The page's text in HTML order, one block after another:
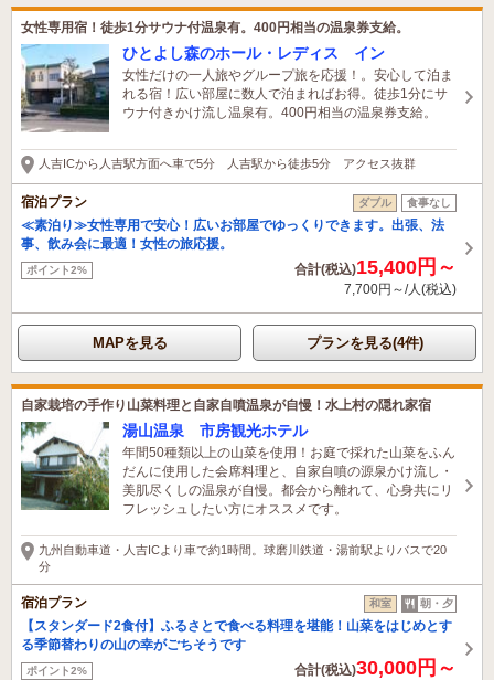
女性専用宿！徒歩1分サウナ付温泉有。400円相当の温泉券支給。
ひとよし森のホール・レディス イン
女性だけの一人旅やグループ旅を応援！。安心して泊ま
れる宿！広い部屋に数人で泊まればお得。徒歩1分にサ
ウナ付きかけ流し温泉有。400円相当の温泉券支給。
人吉ICから人吉駅方面へ車で5分 人吉駅から徒歩5分 アクセス抜群
宿泊プラン ダブル 食事なし
≪素泊り≫女性専用で安心！広いお部屋でゆっくりできます。出張、法
事、飲み会に最適！女性の旅応援。
ポイント2% 合計(税込)15,400円～
7,700円～/人(税込)
MAPを見る プランを見る(4件)
自家栽培の手作り山菜料理と自家自噴温泉が自慢！水上村の隠れ家宿
湯山温泉 市房観光ホテル
年間50種類以上の山菜を使用！お庭で採れた山菜をふん
だんに使用した会席料理と、自家自噴の源泉かけ流し・
美肌尽くしの温泉が自慢。都会から離れて、心身共にリ
フレッシュしたい方にオススメです。
九州自動車道・人吉ICより車で約1時間。球磨川鉄道・湯前駅よりバスで20
分
宿泊プラン 和室 朝・夕
【スタンダード2食付】ふるさとで食べる料理を堪能！山菜をはじめとす
る季節替わりの山の幸がごちそうです
ポイント2% 合計(税込)30,000円～